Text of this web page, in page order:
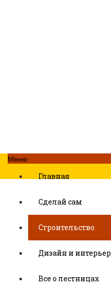
Меню
Главная
Сделай сам
Строительство
Дизайн и интерьер
Все о лестницах